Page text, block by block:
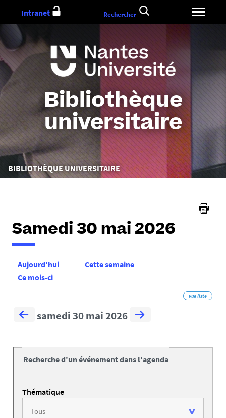
au
Bibliothèque
universitaire
Vous
êtes
BIBLIOTHÈQUE UNIVERSITAIRE
Intranet Rechercher
Samedi 30 mai 2026
Aujourd'hui
Cette semaine
Ce mois-ci
vue liste
samedi 30 mai 2026
Recherche d'un événement dans l'agenda
Thématique